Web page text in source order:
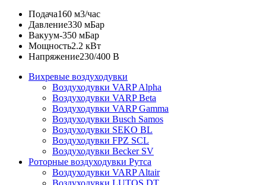
Подача160 м3/час
Давление330 мБар
Вакуум-350 мБар
Мощность2.2 кВт
Напряжение230/400 В
Вихревые воздуходувки
Воздуходувки VARP Alpha
Воздуходувки VARP Beta
Воздуходувки VARP Gamma
Воздуходувки Busch Samos
Воздуходувки SEKO BL
Воздуходувки FPZ SCL
Воздуходувки Becker SV
Роторные воздуходувки Рутса
Воздуходувки VARP Altair